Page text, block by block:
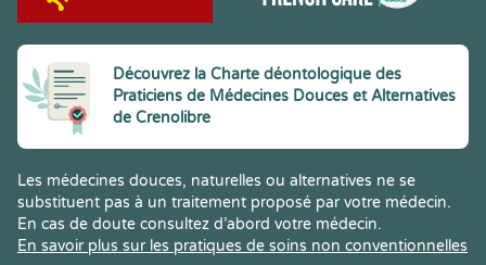
Découvrez la Charte déontologique des
Praticiens de Médecines Douces et Alternatives
de Crenolibre
Les médecines douces, naturelles ou alternatives ne se
substituent pas à un traitement proposé par votre médecin.
En cas de doute consultez d’abord votre médecin.
En savoir plus sur les pratiques de soins non conventionnelles